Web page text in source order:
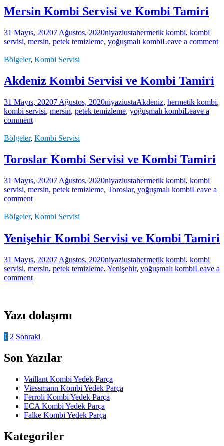
Mersin Kombi Servisi ve Kombi Tamiri
31 Mayıs, 20207 Ağustos, 2020niyaziustahermetik kombi, kombi
servisi, mersin, petek temizleme, yoğuşmalı kombiLeave a comment
Bölgeler, Kombi Servisi
Akdeniz Kombi Servisi ve Kombi Tamiri
31 Mayıs, 20207 Ağustos, 2020niyaziustaAkdeniz, hermetik kombi,
kombi servisi, mersin, petek temizleme, yoğuşmalı kombiLeave a
comment
Bölgeler, Kombi Servisi
Toroslar Kombi Servisi ve Kombi Tamiri
31 Mayıs, 20207 Ağustos, 2020niyaziustahermetik kombi, kombi
servisi, mersin, petek temizleme, Toroslar, yoğuşmalı kombiLeave a
comment
Bölgeler, Kombi Servisi
Yenişehir Kombi Servisi ve Kombi Tamiri
31 Mayıs, 20207 Ağustos, 2020niyaziustahermetik kombi, kombi
servisi, mersin, petek temizleme, Yenişehir, yoğuşmalı kombiLeave a
comment
Yazı dolaşımı
1 2 Sonraki
Son Yazılar
Vaillant Kombi Yedek Parça
Viessmann Kombi Yedek Parça
Ferroli Kombi Yedek Parça
ECA Kombi Yedek Parça
Falke Kombi Yedek Parça
Kategoriler